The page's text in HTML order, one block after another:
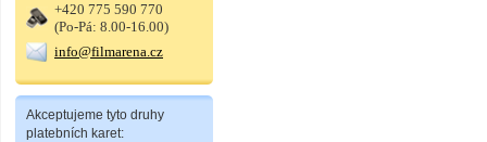
+420 775 590 770
(Po-Pá: 8.00-16.00)
info@filmarena.cz
Akceptujeme tyto druhy
platebních karet: